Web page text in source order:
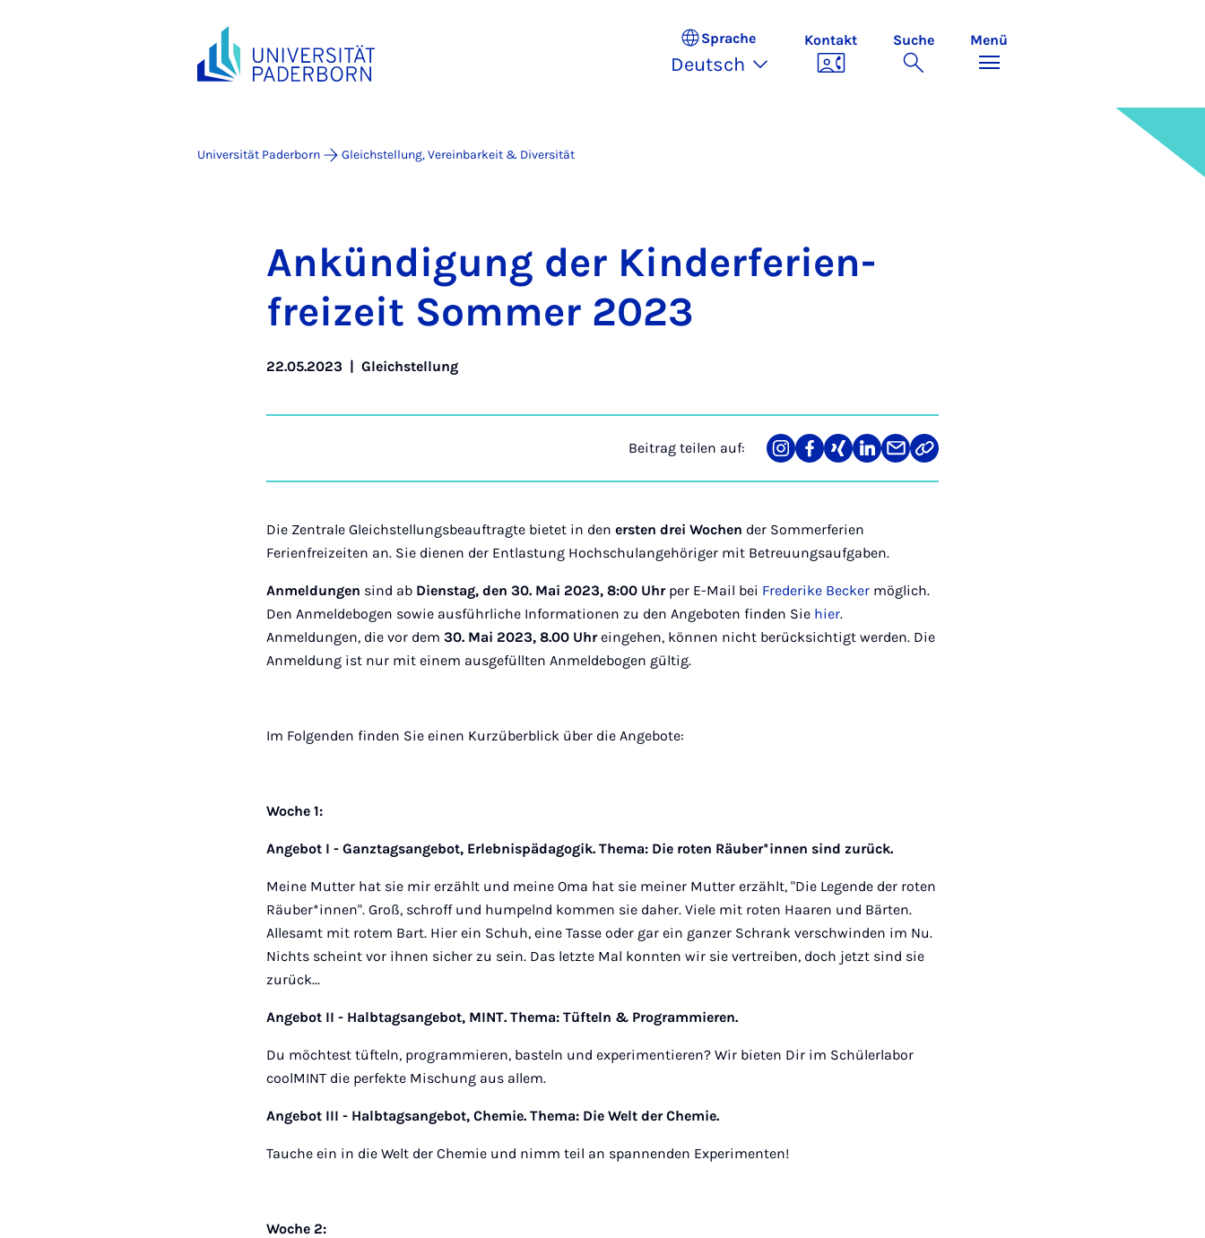
Sprache
Deutsch
Kontakt Suche Menü
Universität Paderborn Gleichstellung, Vereinbarkeit & Diversität
An­kün­di­gung der Kin­der­fe­ri­en­
frei­zeit Som­mer 2023
22.05.2023 |Gleichstellung
Beitrag teilen auf:
Teilen
auf
Teilen
auf
Teilen
auf
Teilen
auf
Teilen
über
Link
kopieren
Die Zentrale Gleichstellungsbeauftragte bietet in denersten drei Wochen der Sommerferien
Ferienfreizeiten an. Sie dienen der Entlastung Hochschulangehöriger mit Betreuungsaufgaben.
Anmeldungen sind ab Dienstag, den 30. Mai 2023, 8:00 Uhrper E-Mail bei Frederike Becker möglich.
Den Anmeldebogen sowie ausführliche Informationen zu den Angeboten finden Sie hier.
Anmeldungen, die vor dem30. Mai 2023, 8.00 Uhreingehen, können nicht berücksichtigt werden. Die
Anmeldung ist nur mit einem ausgefüllten Anmeldebogen gültig.
Im Folgenden finden Sie einen Kurzüberblick über die Angebote:
Woche 1:
Angebot I - Ganztagsangebot, Erlebnispädagogik. Thema: Die roten Räuber*innen sind zurück.
Meine Mutter hat sie mir erzählt und meine Oma hat sie meiner Mutter erzählt, "Die Legende der roten
Räuber*innen". Groß, schroff und humpelnd kommen sie daher. Viele mit roten Haaren und Bärten.
Allesamt mit rotem Bart. Hier ein Schuh, eine Tasse oder gar ein ganzer Schrank verschwinden im Nu.
Nichts scheint vor ihnen sicher zu sein. Das letzte Mal konnten wir sie vertreiben, doch jetzt sind sie
zurück...
Angebot II - Halbtagsangebot, MINT. Thema: Tüfteln & Programmieren.
Du möchtest tüfteln, programmieren, basteln und experimentieren? Wir bieten Dir im Schülerlabor
coolMINT die perfekte Mischung aus allem.
Angebot III - Halbtagsangebot, Chemie. Thema: Die Welt der Chemie.
Tauche ein in die Welt der Chemie und nimm teil an spannenden Experimenten!
Woche 2: